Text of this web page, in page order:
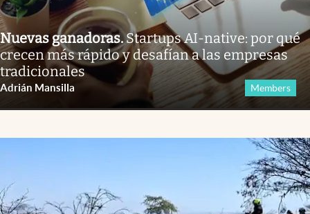
Nuevas ganadoras.Startups AI-native: por qué
crecen más rápido y desafían a las empresas
tradicionales
Adrián Mansilla Members